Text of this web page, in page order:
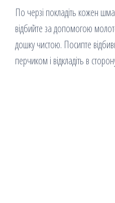
По черзі покладіть кожен
відбийте за допомогою
дошку чистою. Посипте
перчиком і відкладіть в